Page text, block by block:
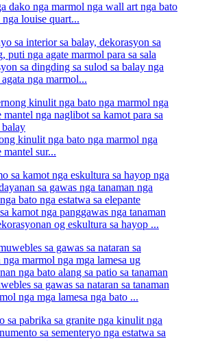
dako nga marmol nga wall art nga bato
nga louise quart...
sa dingding sa sulod sa balay nga
nga marmol...
kinulit nga bato nga marmol nga
mantel sur...
kamot nga panggawas nga tanaman
og eskultura sa hayop ...
sa gawas sa nataran sa tanaman
nga mga lamesa nga bato ...